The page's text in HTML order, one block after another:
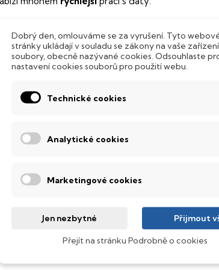
klávesnice
systém úsporných LED diod osvítí
noci, stále však decentně, aby nikterak
Prestige
notebook s kvalitní obrazovkou
frekvence 144 Hz
s obnovovací frekvencí
, který nabízí
nádherné barvy, ostře čistý obraz s
obraz z jakéhokoliv úhlu
technologie IPS
krystaly disponují zcela odlišnou
široké pozorovací úhly (téměr
Dobrý den, omlouváme se za vyrušení. Tyto
stránky ukládají v souladu se zákony na vaše zařízení
soubory, obecně nazývané cookies. Odsouhlaste
nastavení cookies souborů pro použití webu.
Technické cookies
Analytické cookies
Marketingové cookies
Jen nezbytné Přijmout
Přejít na stránku Podrobně o cookies